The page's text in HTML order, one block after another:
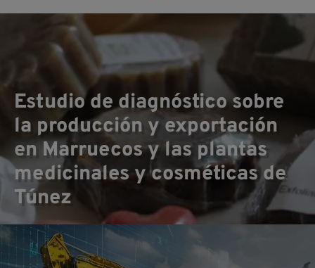
Estudio de diagnóstico sobre
la producción y exportación
en Marruecos y las plantas
medicinales y cosméticas de
Túnez